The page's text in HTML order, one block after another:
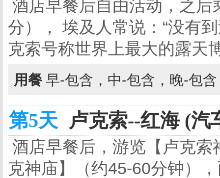
酒店早餐后自由活动，之
分）， 埃及人常说：“没有
克索号称世界上最大的露天
用餐 早-包含，中-包含，晚-包
第5天 卢克索--红海 (汽
酒店早餐后，游览【卢克
克神庙】（约45-60分钟）